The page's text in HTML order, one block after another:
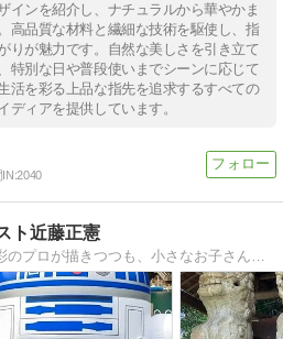
インを紹介し、ナチュラルから華やかま
高品質な材料と繊細な技術を駆使し、指
りが魅力です。自然な美しさを引き立て
特別な日や普段使いまでシーンに応じて
活を彩る上品な指先を追求するすべての
ディアを提供しています。
IN:2040
ト近藤正憲
ありふれた日常の中、色彩のプロが描きつつも、小さなお子さんでも興味を持って、親しめるような内容をモットーとしております♪